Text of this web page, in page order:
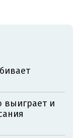
выиграет и